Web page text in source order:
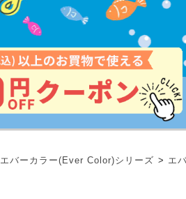
エバーカラー(Ever Color)シリーズ > エ